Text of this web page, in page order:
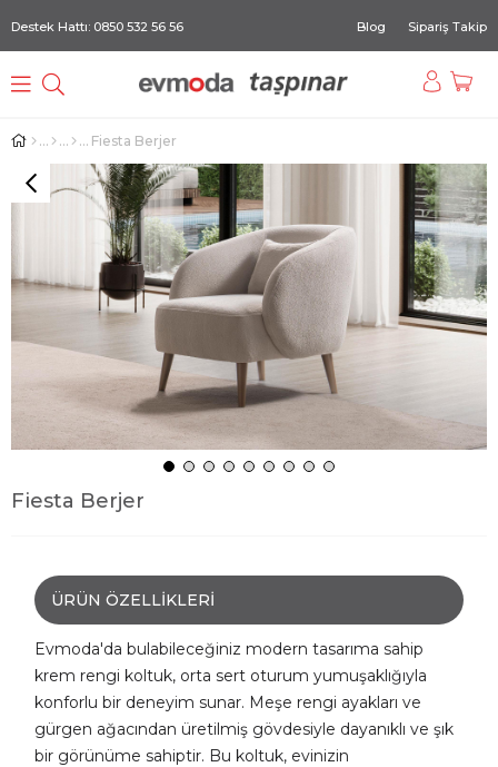
Destek Hattı: 0850 532 56 56 Blog Sipariş Takip
Fiesta Berjer
Fiesta Berjer
ÜRÜN ÖZELLIKLERI
Evmoda'da bulabileceğiniz modern tasarıma sahip
krem rengi koltuk, orta sert oturum yumuşaklığıyla
konforlu bir deneyim sunar. Meşe rengi ayakları ve
gürgen ağacından üretilmiş gövdesiyle dayanıklı ve şık
bir görünüme sahiptir. Bu koltuk, evinizin